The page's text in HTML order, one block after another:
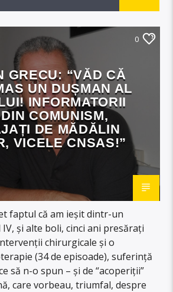
0
GRECU: “VĂD CĂ
UN DUȘMAN AL
INFORMATORII
COMUNISM,
DE MĂDĂLIN
VICELE CNSAS!”
faptul că am ieșit dintr-un
și alte boli, cinci ani presărați
chirurgicale și o
(34 de episoade), suferință
să n-o spun – și de “acoperiții”
care vorbeau, triumfal, despre